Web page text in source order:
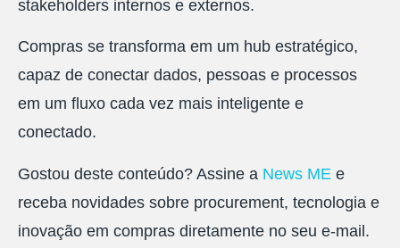
stakeholders internos e externos.
Compras se transforma em um hub estratégico,
capaz de conectar dados, pessoas e processos
em um fluxo cada vez mais inteligente e
conectado.
Gostou deste conteúdo? Assine a News ME e
receba novidades sobre procurement, tecnologia e
inovação em compras diretamente no seu e-mail.